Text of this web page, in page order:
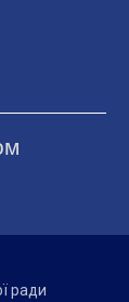
ради